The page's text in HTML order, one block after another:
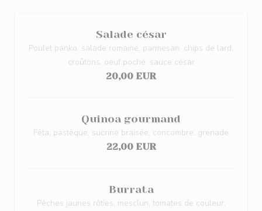
Salade césar
Poulet panko, salade romaine, parmesan, chips de lard,
croûtons, oeuf poché, sauce césar
20,00 EUR
Quinoa gourmand
Fêta, pastèque, sucrine braisée, concombre, grenade
22,00 EUR
Burrata
Pêches jaunes rôties, mesclun, tomates de couleur,